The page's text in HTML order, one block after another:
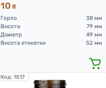
10 ₴
Горло
38 мм
Висота
79 мм
Діаметр
49 мм
Висота етикетки
52 мм
Код: 1517